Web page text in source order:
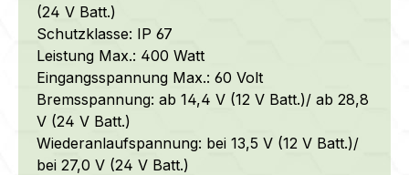
(24 V Batt.)
Schutzklasse: IP 67
Leistung Max.: 400 Watt
Eingangsspannung Max.: 60 Volt
Bremsspannung: ab 14,4 V (12 V Batt.)/ ab 28,8
V (24 V Batt.)
Wiederanlaufspannung: bei 13,5 V (12 V Batt.)/
bei 27,0 V (24 V Batt.)